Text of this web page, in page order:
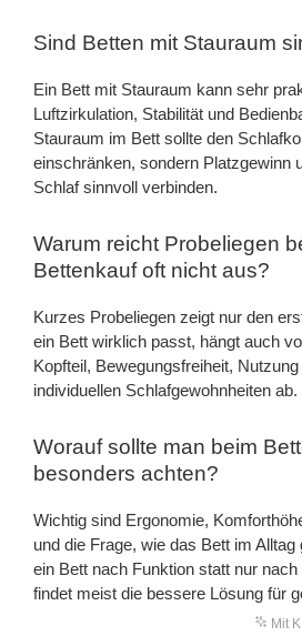
Sind Betten mit Stauraum
Ein Bett mit Stauraum kann sehr
Luftzirkulation, Stabilität und
Stauraum im Bett sollte den
einschränken, sondern Platzgewinn
Schlaf sinnvoll verbinden.
Warum reicht Probeliegen
Bettenkauf oft nicht aus?
Kurzes Probeliegen zeigt nur den
ein Bett wirklich passt, hängt auch
Kopfteil, Bewegungsfreiheit,
individuellen Schlafgewohnheiten ab.
Worauf sollte man beim
besonders achten?
Wichtig sind Ergonomie,
und die Frage, wie das Bett im
ein Bett nach Funktion statt nur
findet meist die bessere Lösung für
Mit